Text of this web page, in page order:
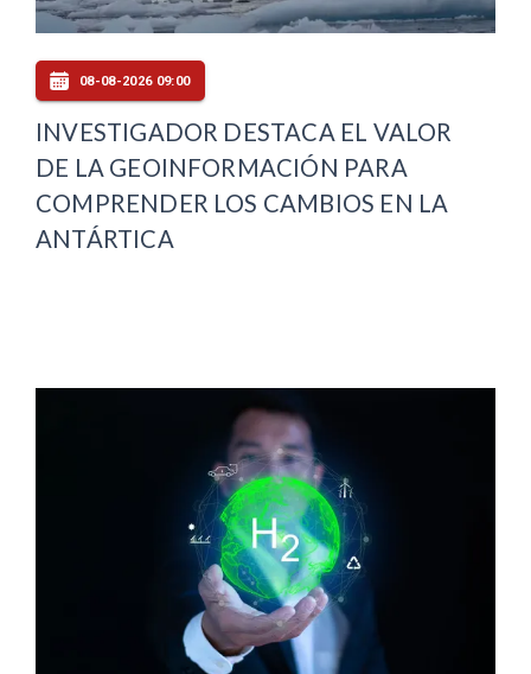
08-08-2026 09:00
INVESTIGADOR DESTACA EL VALOR
DE LA GEOINFORMACIÓN PARA
COMPRENDER LOS CAMBIOS EN LA
ANTÁRTICA